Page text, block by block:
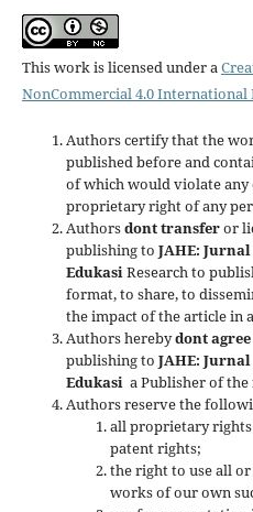
This work is licensed under a
NonCommercial 4.0 International
Authors certify that the
published before and
of which would violate
proprietary right of any
Authorsdont transferor
publishing to JAHE:
EdukasiResearch to
format, to share, to
the impact of the article in
Authors herebydont agree
publishing to JAHE:
Edukasi a Publisher of
Authors reserve the
all proprietary rights
patent rights;
the right to use all
works of our own